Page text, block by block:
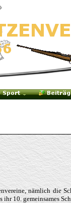
nämlich die
ihr 10. gemeinsames